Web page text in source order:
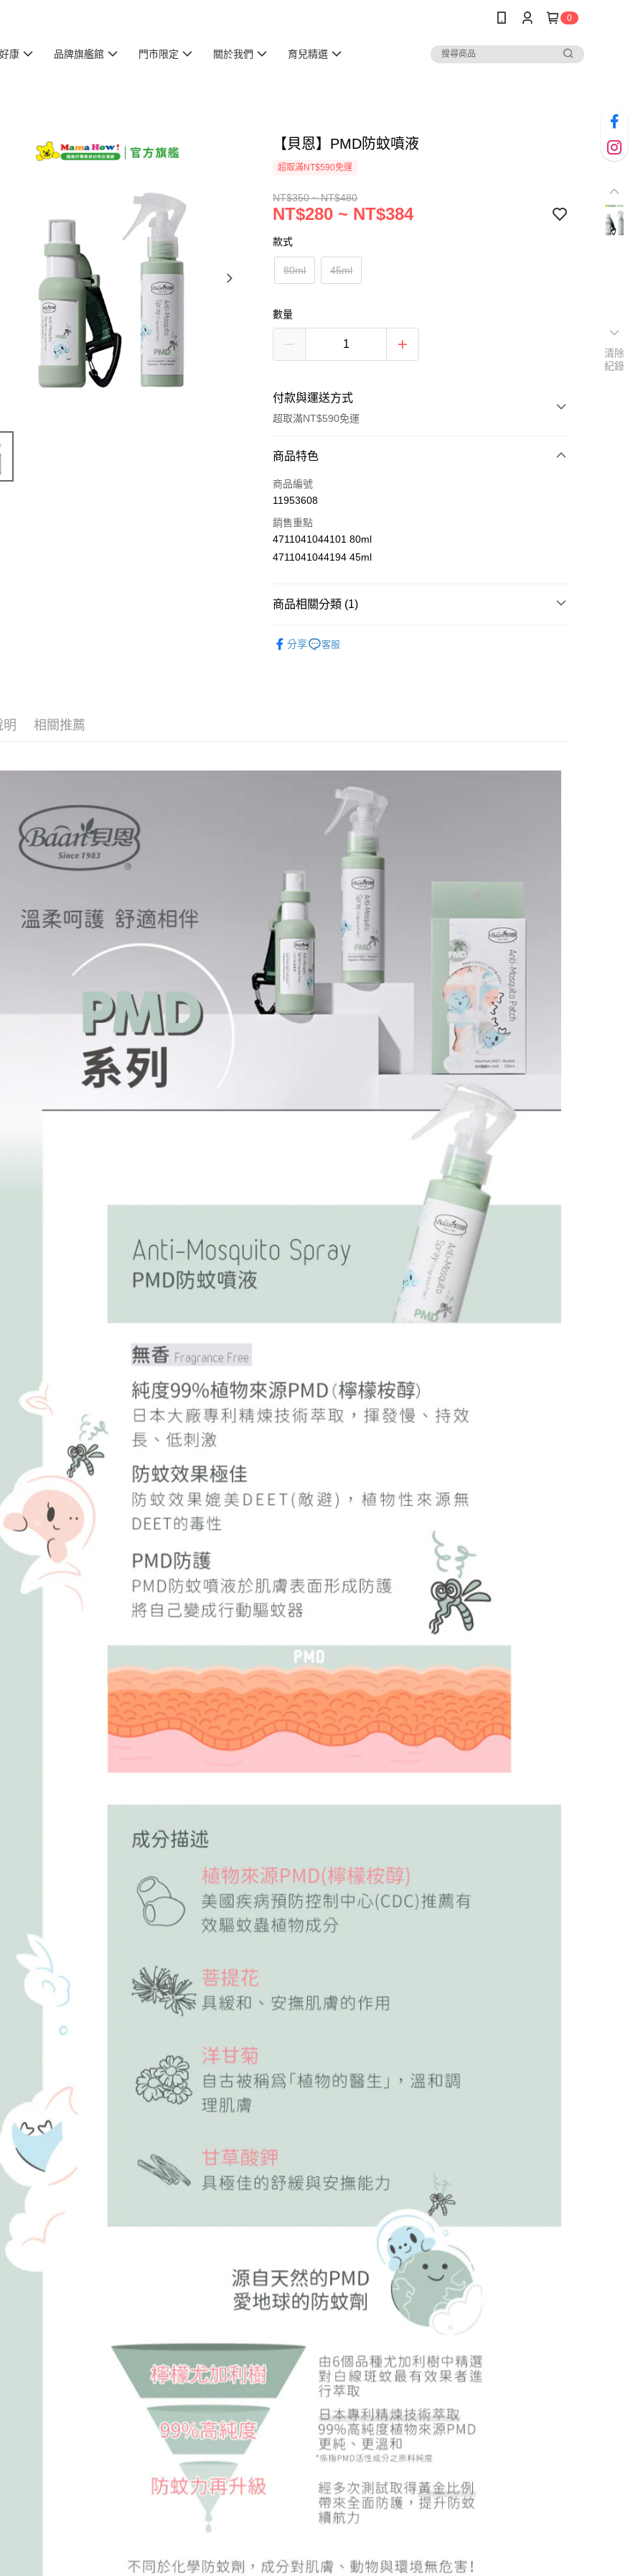
0
康 品牌旗艦館 門市限定 關於我們 育兒精選
【貝恩】PMD防蚊噴液
超取滿NT$590免運
NT$350 ~ NT$480
NT$280 ~ NT$384
款式
80ml 45ml
數量
付款與運送方式
超取滿NT$590免運
付款方式
信用卡一次付款
LINE Pay
Apple Pay
Google Pay
【「AFTEE先享後付」結帳流程】
１．於結帳方式選擇「AFTEE先享後付」後，將跳轉至「AFTEE先享後
付」結帳頁面，進行簡訊認證並確認金額後，即可完成結帳。
２．訂單成立數日內，您將收到繳費通知簡訊。
３．收到繳費通知簡訊後14天內，點擊此簡訊中的連結，可透過四大超商
／ATM／網路銀行／等多元方式進行付款，方視為交易完成。
※ 請注意：結帳手續完成當下不需立刻繳費，但若您需要取消訂單，請聯
絡購買商品的店家。未經商家同意取消之訂單仍視為有效，需透過AFTEE
先享後付繳納相關費用。
※ 交易是否成功請以「AFTEE先享後付 」之結帳頁面顯示為準，若有關於
是否繳費成功／繳費後需取消欲退款等相關疑問，請聯繫「AFTEE先享後
付客戶支援中心」https://netprotections.freshdesk.com/support/home
【注意事項】
１．透過由恩沛科技股份有限公司提供之「AFTEE先享後付」服務完成之
交易，需依本服務之必要範圍內提供個人資料，並將交易相關給付款項請
求債權轉讓予恩沛科技股份有限公司。
２．關於個人資料處理事宜，請瀏覽以下網址：
https://aftee.tw/terms/#terms3
３．未成年的使用者請事先徵得法定代理人或監護人之同意方可使用
「AFTEE先享後付」，若未經同意申辦者引起之損失，本公司不負相關責
４．使用「AFTEE先享後付」時，將依據個別帳號之用戶狀況，依本公司
即時審查核予不同之上限額度；若仍有額度不足之情形，本公司將視審查
５．嚴禁一人註冊多個帳號或使用他人資訊註冊。若發現惡意使用之情
形，恩沛科技股份有限公司將有權停止該用戶之使用額度並採取法律行
每筆NT$60，滿NT$590(含以上)免運費
付款後全家取貨
每筆NT$60，滿NT$590(含以上)免運費
7-11取貨付款
每筆NT$60，滿NT$590(含以上)免運費
付款後7-11取貨
每筆NT$60，滿NT$590(含以上)免運費
宅配
每筆NT$100，滿NT$590(含以上)免運費
離島宅配
每筆NT$150，滿NT$890(含以上)免運費
商品特色
商品編號
11953608
銷售重點
4711041044101 80ml
4711041044194 45ml
商品相關分類 (1)
分享
客服
明 相關推薦
清除
紀錄